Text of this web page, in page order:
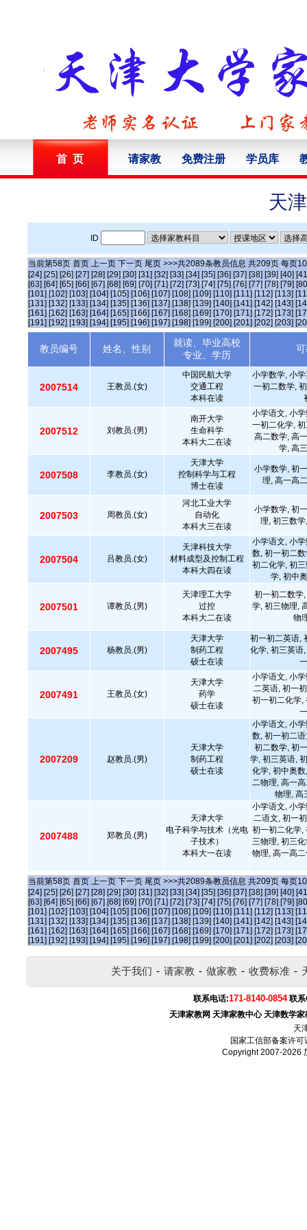
首 页 请家教 免费注册 学员库
天
ID
当前第58页 首页 上一页 下一页 尾页 >>>共2089条教员信息 共209页 每页10
[24] [25] [26] [27] [28] [29] [30] [31] [32] [33] [34] [35] [36] [37] [38] [39] [40]
[63] [64] [65] [66] [67] [68] [69] [70] [71] [72] [73] [74] [75] [76] [77] [78] [79]
[101] [102] [103] [104] [105] [106] [107] [108] [109] [110] [111] [112] [113]
[131] [132] [133] [134] [135] [136] [137] [138] [139] [140] [141] [142] [143]
[161] [162] [163] [164] [165] [166] [167] [168] [169] [170] [171] [172] [173]
[191] [192] [193] [194] [195] [196] [197] [198] [199] [200] [201] [202] [203]
教员编号 姓名、性别
就读、毕业高校
专业、学历
2007514 王教员.(女)
中国民航大学
交通工程
本科在读
小学数学, 小
一初二数学,
2007512 刘教员.(男)
南开大学
生命科学
本科大二在读
小学语文, 小
一初二化学,
高二数学, 高
学, 高
2007508 李教员.(女)
天津大学
控制科学与工程
博士在读
小学数学, 初
理, 高一高
2007503 周教员.(女)
河北工业大学
自动化
本科大三在读
小学数学, 初
理, 初三数
2007504 吕教员.(女)
天津科技大学
材料成型及控制工程
本科大四在读
小学语文, 小
数, 初一初二
初二化学, 初
学, 初中
2007501 谭教员.(男)
天津理工大学
过控
本科大二在读
初一初二数学
学, 初三物理,
物
2007495 杨教员.(男)
天津大学
制药工程
硕士在读
初一初二英语,
化学, 初三英语
2007491 王教员.(女)
天津大学
药学
硕士在读
小学语文, 小
二英语, 初一
初一初二化学,
2007209 赵教员.(男)
天津大学
制药工程
硕士在读
小学语文, 小
数, 初一初二
初二数学, 初
学, 初三英语,
化学, 初中奥
二物理, 高一
物理, 高
2007488 郑教员.(男)
天津大学
电子科学与技术（光电
子技术）
本科大一在读
小学语文, 小
二语文, 初一
初一初二化学,
三物理, 初三
物理, 高一高
当前第58页 首页 上一页 下一页 尾页 >>>共2089条教员信息 共209页 每页10
[24] [25] [26] [27] [28] [29] [30] [31] [32] [33] [34] [35] [36] [37] [38] [39] [40]
[63] [64] [65] [66] [67] [68] [69] [70] [71] [72] [73] [74] [75] [76] [77] [78] [79]
[101] [102] [103] [104] [105] [106] [107] [108] [109] [110] [111] [112] [113]
[131] [132] [133] [134] [135] [136] [137] [138] [139] [140] [141] [142] [143]
[161] [162] [163] [164] [165] [166] [167] [168] [169] [170] [171] [172] [173]
[191] [192] [193] [194] [195] [196] [197] [198] [199] [200] [201] [202] [203]
关于我们 - 请家教 - 做家教 - 收费标准 -
联系电话:171-8140-0854 联
天津家教网 天津家教中心 天津数学家
天
国家工信部备案许可
Copyright 2007-2026